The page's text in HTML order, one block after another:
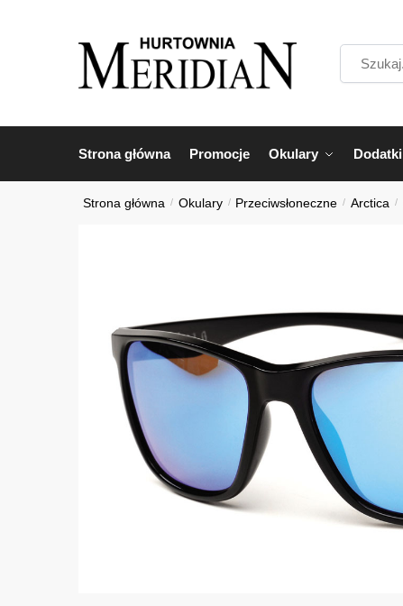
Strona główna Promocje Okulary Dodatki
Strona główna / Okulary / Przeciwsłoneczne / Arctica /